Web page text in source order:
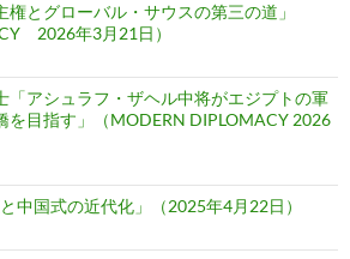
権とグローバル・サウスの第三の道」
2026年3月21日）
「アシュラフ・ザヘル中将がエジプトの軍
を目指す」（MODERN DIPLOMACY 2026
中国式の近代化」（2025年4月22日）